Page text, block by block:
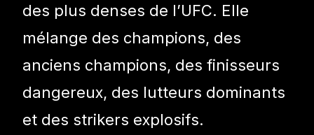
des plus denses de l’UFC. Elle
mélange des champions, des
anciens champions, des finisseurs
dangereux, des lutteurs dominants
et des strikers explosifs.